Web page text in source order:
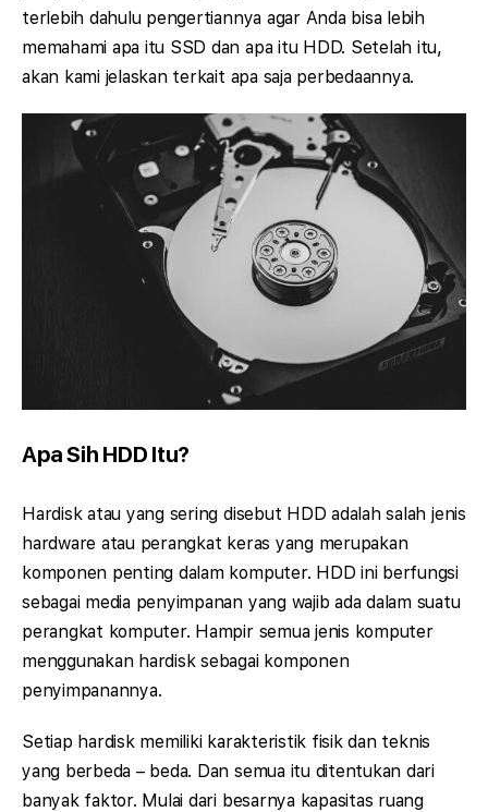
terlebih dahulu pengertiannya agar Anda bisa lebih
memahami apa itu SSD dan apa itu HDD. Setelah itu,
akan kami jelaskan terkait apa saja perbedaannya.
Apa Sih HDD Itu?
Hardisk atau yang sering disebut HDD adalah salah jenis
hardware atau perangkat keras yang merupakan
komponen penting dalam komputer. HDD ini berfungsi
sebagai media penyimpanan yang wajib ada dalam suatu
perangkat komputer. Hampir semua jenis komputer
menggunakan hardisk sebagai komponen
penyimpanannya.
Setiap hardisk memiliki karakteristik fisik dan teknis
yang berbeda – beda. Dan semua itu ditentukan dari
banyak faktor. Mulai dari besarnya kapasitas ruang